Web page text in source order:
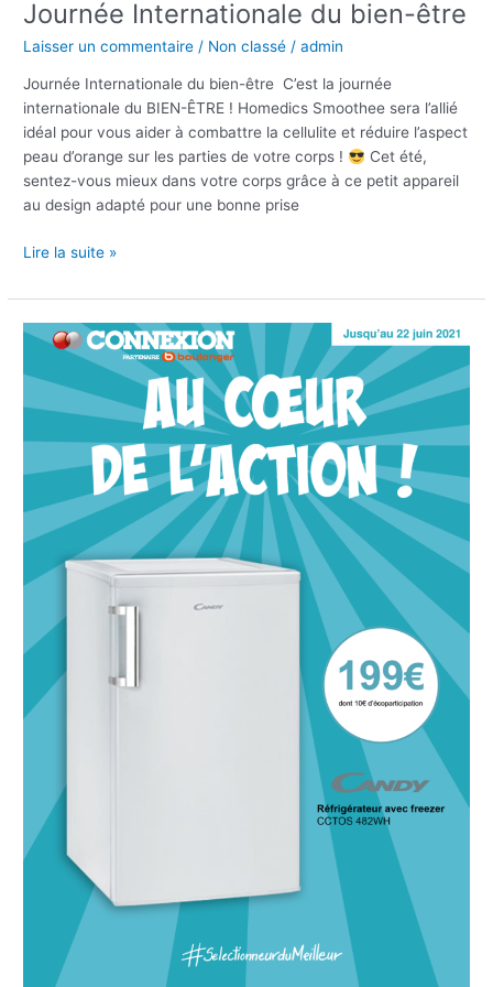
Journée Internationale du bien-être
Laisser un commentaire / Non classé /admin
Journée Internationale du bien-être C’est la journée
internationale du BIEN-ÊTRE ! Homedics Smoothee sera l’allié
idéal pour vous aider à combattre la cellulite et réduire l’aspect
peau d’orange sur les parties de votre corps !
Cet été,
sentez-vous mieux dans votre corps grâce à ce petit appareil
au design adapté pour une bonne prise
Lire la suite »
Au
de
l’Action